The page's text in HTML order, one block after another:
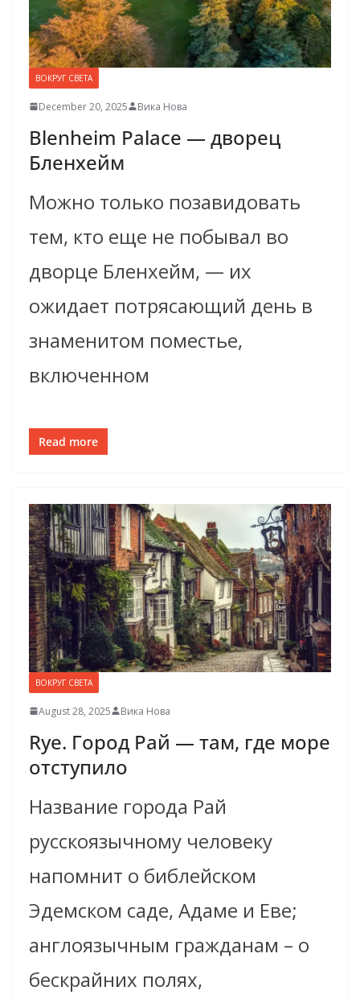
ВОКРУГ СВЕТА
December 20, 2025 Вика Нова
Blenheim Palace — дворец
Бленхейм
Можно только позавидовать
тем, кто еще не побывал во
дворце Бленхейм, — их
ожидает потрясающий день в
знаменитом поместье,
включенном
Read more
ВОКРУГ СВЕТА
August 28, 2025 Вика Нова
Rye. Город Рай — там, где море
отступило
Название города Рай
русскоязычному человеку
напомнит о библейском
Эдемском саде, Адаме и Еве;
англоязычным гражданам – о
бескрайних полях,